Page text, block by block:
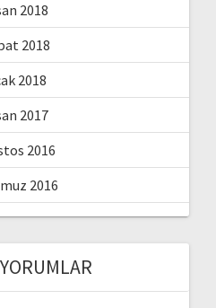
2018
2018
2018
2017
2016
2016